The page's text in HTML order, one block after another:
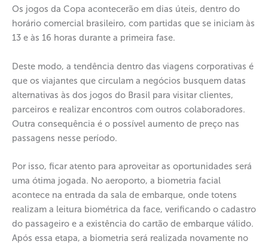
Os jogos da Copa acontecerão em dias úteis, dentro do
horário comercial brasileiro, com partidas que se iniciam às
13 e às 16 horas durante a primeira fase.
Deste modo, a tendência dentro das viagens corporativas é
que os viajantes que circulam a negócios busquem datas
alternativas às dos jogos do Brasil para visitar clientes,
parceiros e realizar encontros com outros colaboradores.
Outra consequência é o possível aumento de preço nas
passagens nesse período.
Por isso, ficar atento para aproveitar as oportunidades será
uma ótima jogada. No aeroporto, a biometria facial
acontece na entrada da sala de embarque, onde totens
realizam a leitura biométrica da face, verificando o cadastro
do passageiro e a existência do cartão de embarque válido.
Após essa etapa, a biometria será realizada novamente no